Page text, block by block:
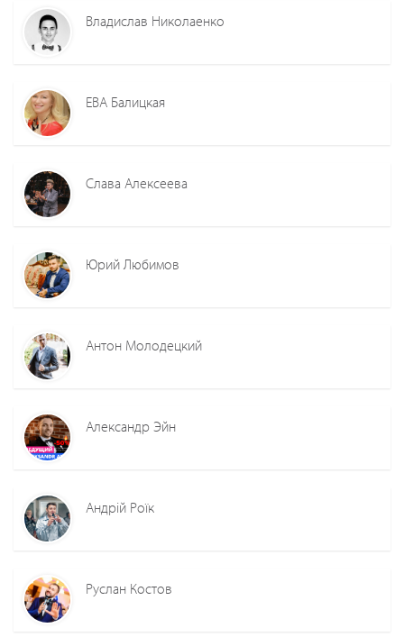
Владислав Николаенко
ЕВА Балицкая
Слава Алексеева
Юрий Любимов
Антон Молодецкий
Александр Эйн
Андрій Роїк
Руслан Костов